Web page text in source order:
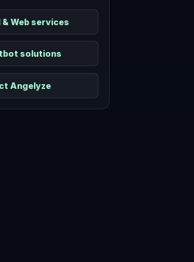
& Web services
solutions
Angelyze